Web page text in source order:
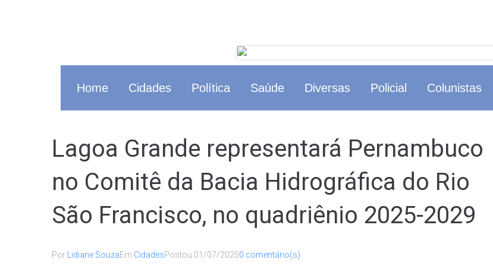
Home Cidades Política Saúde Diversas Policial Colunistas
Lagoa Grande representará Pernambuco
no Comitê da Bacia Hidrográfica do Rio
São Francisco, no quadriênio 2025-2029
Por Lidiane SouzaEm CidadesPostou 01/07/20250 comentário(s)